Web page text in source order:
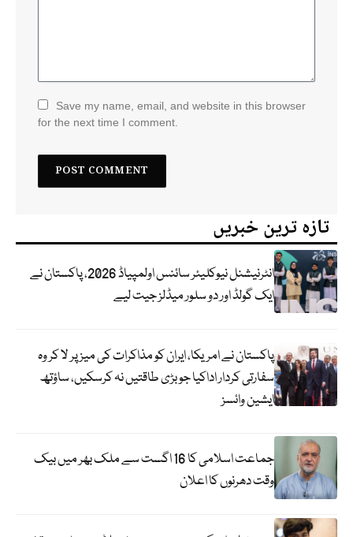
Save my name, email, and website in this browser
for the next time I comment.
تازہ ترین خبریں
انٹرنیشنل نیوکلیئر سائنس اولمپیاڈ 2026، پاکستان نے
ایک گولڈ اور دو سلور میڈلز جیت لیے
پاکستان نے امریکا، ایران کو مذاکرات کی میز پر لا کر وہ
سفارتی کردار اداکیا جو بڑی طاقتیں نہ کرسکیں، ساؤتھ
ایشین وائسز
جماعت اسلامی کا 16 اگست سے ملک بھر میں بیک
وقت دھرنوں کا اعلان